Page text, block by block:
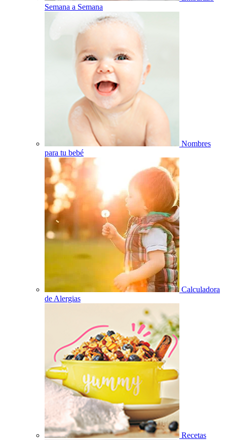
Semana a Semana
Nombres
para tu bebé
Calculadora
de Alergias
Recetas